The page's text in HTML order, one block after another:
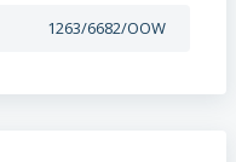
1263/6682/OOW